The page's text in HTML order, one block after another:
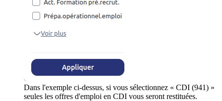
Dans l'exemple ci-dessus, si vous sélectionnez « CDI (941) »
seules les offres d'emploi en CDI vous seront restituées.